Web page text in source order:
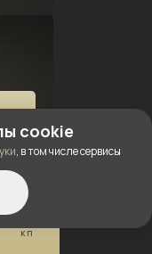
КП
cookie
, в том числе сервисы